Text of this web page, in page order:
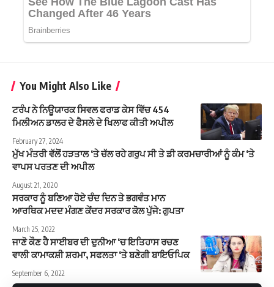
You Might Also Like
ਟਰੰਪ ਨੇ ਨਿਊਯਾਰਕ ਸਿਵਲ ਫਰਾਡ ਕੇਸ ਵਿੱਚ 454
ਮਿਲੀਅਨ ਡਾਲਰ ਦੇ ਫੈਸਲੇ ਦੇ ਖਿਲਾਫ ਕੀਤੀ ਅਪੀਲ
February 27, 2024
ਮੁੱਖ ਮੰਤਰੀ ਵੱਲੋਂ ਹੜਤਾਲ ‘ਤੇ ਚੱਲ ਰਹੇ ਗਰੁਪ ਸੀ ਤੇ ਡੀ ਕਰਮਚਾਰੀਆਂ ਨੂੰ ਕੰਮ ‘ਤੇ
ਵਾਪਸ ਪਰਤਣ ਦੀ ਅਪੀਲ
August 21, 2020
ਸਰਕਾਰ ਨੂੰ ਬਣਿਆ ਹੋਏ ਚੰਦ ਦਿਨ ਤੇ ਭਗਵੰਤ ਮਾਨ
ਆਰਥਿਕ ਮਦਦ ਮੰਗਣ ਕੇਂਦਰ ਸਰਕਾਰ ਕੋਲ ਪੁੱਜੇ: ਗੁਪਤਾ
March 25, 2022
ਜਾਣੋ ਕੌਣ ਹੈ ਸਾਈਬਰ ਦੀ ਦੁਨੀਆ ‘ਚ ਇਤਿਹਾਸ ਰਚਣ
ਵਾਲੀ ਕਾਮਾਕਸ਼ੀ ਸ਼ਰਮਾ, ਸਫਲਤਾ ‘ਤੇ ਬਣੇਗੀ ਬਾਇਓਪਿਕ
September 6, 2022